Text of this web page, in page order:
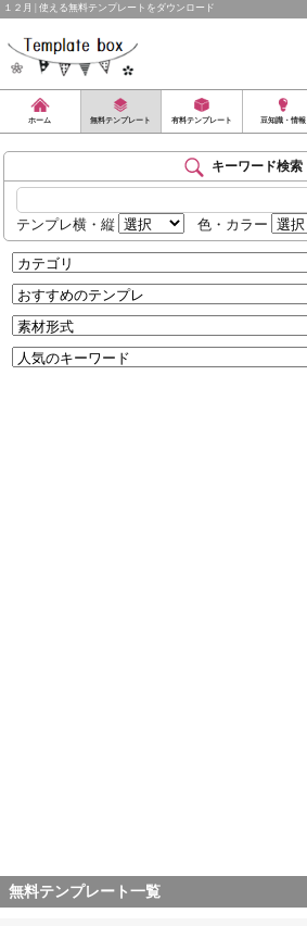
１２月 | 使える無料テンプレートをダウンロード
ホーム 無料テンプレート 有料テンプレート 豆知識・情報
キーワード検索
テンプレ横・縦 色・カラー
無料テンプレート一覧